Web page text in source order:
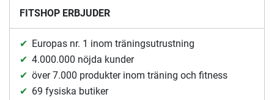
FITSHOP ERBJUDER
Europas nr. 1 inom träningsutrustning
4.000.000 nöjda kunder
över 7.000 produkter inom träning och fitness
69 fysiska butiker